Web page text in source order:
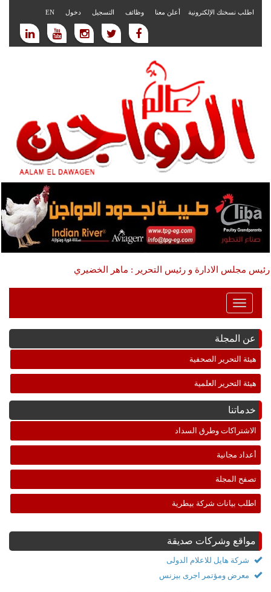
اطلب نسختك الإلكترونية أعلن معنا وظائف التسجيل دخول EN
رئيس مجلس الادارة و رئيس التحرير : ماهر الخضيري
Toggle
Navigation
عن المجلة
هيئة التحرير الصحفية
هيئة التحرير العلمية
خدماتنا
الاشتراكات وطرق السداد
أعداد مجانية
تصفح المجلة
اطلب بيانات شركة بيطرية
مواقع وشركات صديقة
شركة هايل للاعلام الدولى
معرض ومؤتمر اجرى بيزنس